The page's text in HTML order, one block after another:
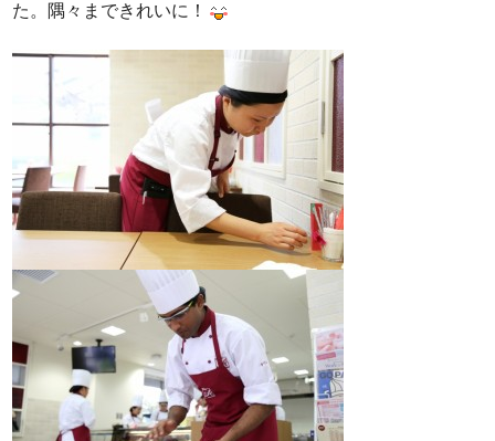
た。隅々まできれいに！